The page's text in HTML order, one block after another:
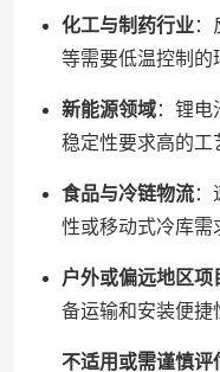
化工与制药行业：
等需要低温控制的
新能源领域：锂电
稳定性要求高的工
食品与冷链物流：
性或移动式冷库需
户外或偏远地区项
备运输和安装便捷
不适用或需谨慎评